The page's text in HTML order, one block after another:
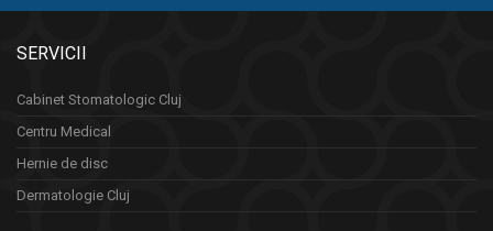
SERVICII
Cabinet Stomatologic Cluj
Centru Medical
Hernie de disc
Dermatologie Cluj